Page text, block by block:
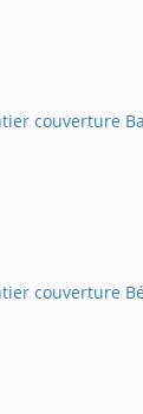
couverture
couverture